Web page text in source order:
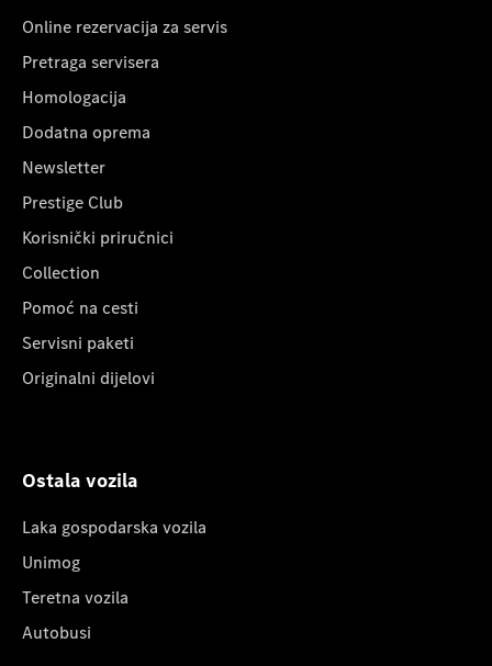
Online rezervacija za servis
Pretraga servisera
Homologacija
Dodatna oprema
Newsletter
Prestige Club
Korisnički priručnici
Collection
Pomoć na cesti
Servisni paketi
Originalni dijelovi
Ostala vozila
Laka gospodarska vozila
Unimog
Teretna vozila
Autobusi